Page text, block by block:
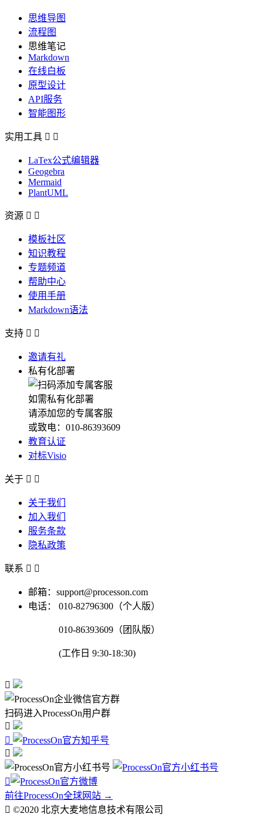
思维导图
流程图
思维笔记
Markdown
在线白板
原型设计
API服务
智能图形
实用工具  
LaTex公式编辑器
Geogebra
Mermaid
PlantUML
资源  
模板社区
知识教程
专题频道
帮助中心
使用手册
Markdown语法
支持  
邀请有礼
私有化部署
如需私有化部署
请添加您的专属客服
或致电：010-86393609
教育认证
对标Visio
关于  
关于我们
加入我们
服务条款
隐私政策
联系  
邮箱：support@processon.com
电话：
010-82796300（个人版）
010-86393609（团队版）
(工作日 9:30-18:30)

扫码进入ProcessOn用户群




前往ProcessOn全球网站 →
 ©2020 北京大麦地信息技术有限公司